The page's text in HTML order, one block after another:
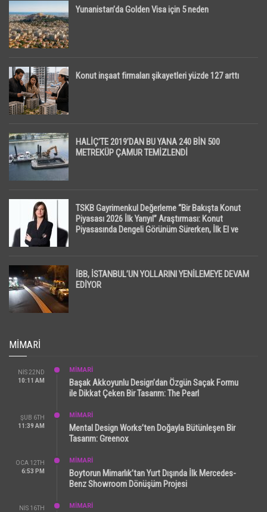
Yunanistan’da Golden Visa için 5 neden
Konut inşaat firmaları şikayetleri yüzde 127 arttı
HALİÇ’TE 2019’DAN BU YANA 240 BİN 500
METREKÜP ÇAMUR TEMİZLENDİ
TSKB Gayrimenkul Değerleme “Bir Bakışta Konut
Piyasası 2026 İlk Yarıyıl” Araştırması: Konut
Piyasasında Dengeli Görünüm Sürerken, İlk El ve
İBB, İSTANBUL’UN YOLLARINI YENİLEMEYE DEVAM
EDİYOR
MIMARI
NIS 22ND
10:11 AM
MİMARİ
Başak Akkoyunlu Design’dan Özgün Saçak Formu
ile Dikkat Çeken Bir Tasarım: The Pearl
ŞUB 6TH
11:39 AM
MİMARİ
Mental Design Works’ten Doğayla Bütünleşen Bir
Tasarım: Greenox
OCA 12TH
6:53 PM
MİMARİ
Boytorun Mimarlık’tan Yurt Dışında İlk Mercedes-
Benz Showroom Dönüşüm Projesi
NIS 16TH
MİMARİ